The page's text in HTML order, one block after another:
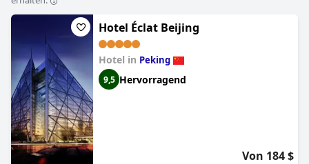
Hotel Éclat Beijing
Hotel in Peking
9,5 Hervorragend
Von 184 $